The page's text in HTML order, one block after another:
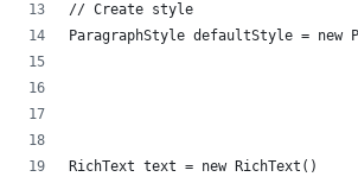
// Create style
ParagraphStyle defaultStyle = new
RichText text = new RichText()